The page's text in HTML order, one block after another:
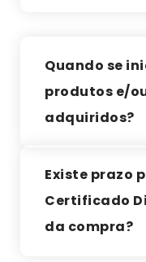
Quando se
produtos e/
adquiridos?
Existe prazo
Certificado
da compra?